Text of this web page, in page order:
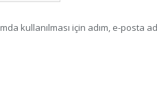
kullanılması için adım, e-posta